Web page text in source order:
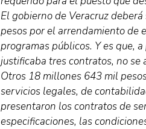
El gobierno de Veracruz
pesos por el arrendamiento de
programas públicos. Y es que,
justificaba tres contratos, no se
Otros 18 millones 643 mil
servicios legales, de
presentaron los contratos de
especificaciones, las